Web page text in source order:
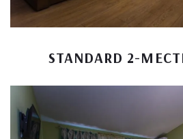
STANDARD 2-